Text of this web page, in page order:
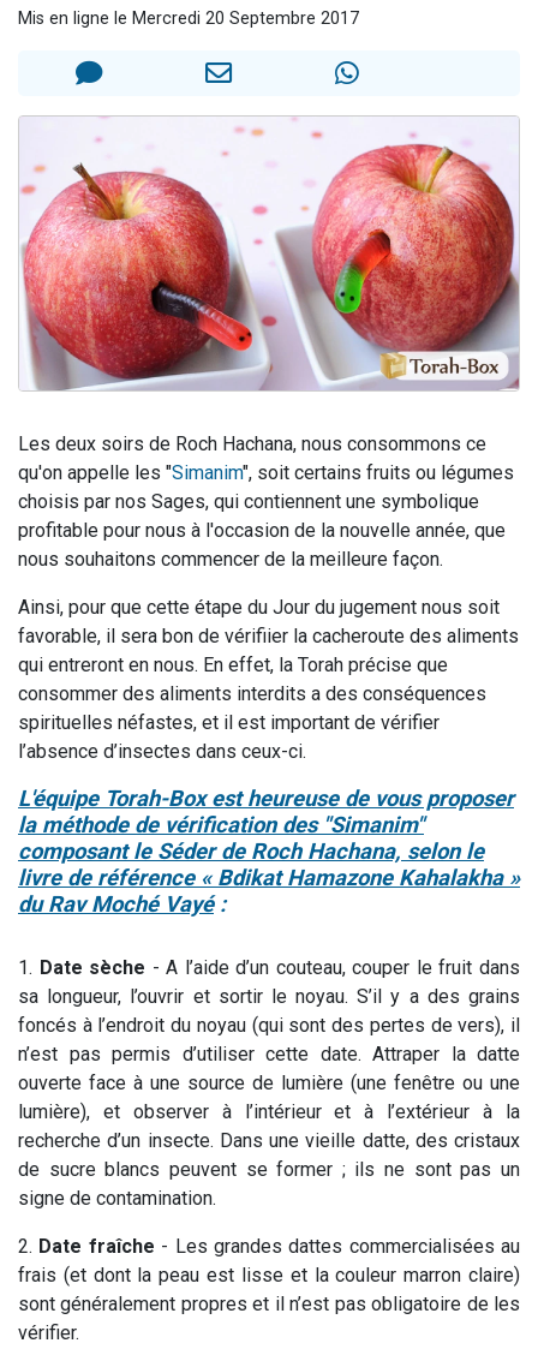
12 nouvelles musiques dans Torah-Box Music
29 personnes viennent de demander une bénédiction
Mis en ligne le Mercredi 20 Septembre 2017
Les deux soirs de Roch Hachana, nous consommons ce
qu'on appelle les "Simanim", soit certains fruits ou légumes
choisis par nos Sages, qui contiennent une symbolique
profitable pour nous à l'occasion de la nouvelle année, que
nous souhaitons commencer de la meilleure façon.
Ainsi, pour que cette étape du Jour du jugement nous soit
favorable, il sera bon de vérifiier la cacheroute des aliments
qui entreront en nous. En effet, la Torah précise que
consommer des aliments interdits a des conséquences
spirituelles néfastes, et il est important de vérifier
l’absence d’insectes dans ceux-ci.
L'équipe Torah-Box est heureuse de vous proposer
la méthode de vérification des "Simanim"
composant le Séder de Roch Hachana, selon le
livre de référence « Bdikat Hamazone Kahalakha »
du Rav Moché Vayé:
1. Date sèche - A l’aide d’un couteau, couper le fruit dans
sa longueur, l’ouvrir et sortir le noyau. S’il y a des grains
foncés à l’endroit du noyau (qui sont des pertes de vers), il
n’est pas permis d’utiliser cette date. Attraper la datte
ouverte face à une source de lumière (une fenêtre ou une
lumière), et observer à l’intérieur et à l’extérieur à la
recherche d’un insecte. Dans une vieille datte, des cristaux
de sucre blancs peuvent se former ; ils ne sont pas un
signe de contamination.
2. Date fraîche - Les grandes dattes commercialisées au
frais (et dont la peau est lisse et la couleur marron claire)
sont généralement propres et il n’est pas obligatoire de les
vérifier.